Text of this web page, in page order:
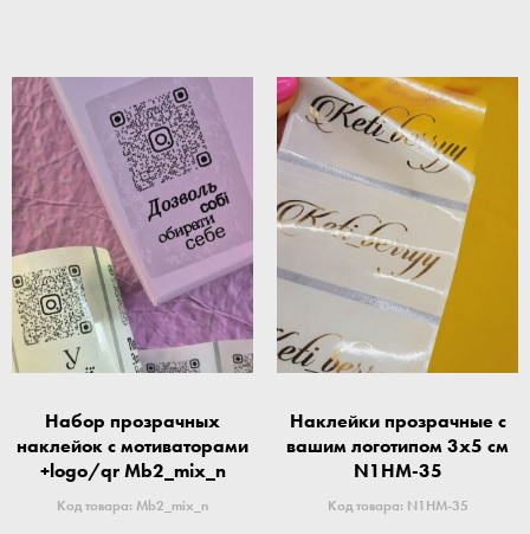
Набор прозрачных
наклейок с мотиваторами
+logo/qr Mb2_mix_n
Код товара: Mb2_mix_n
Наклейки прозрачные с
вашим логотипом 3x5 см
N1HM-35
Код товара: N1HM-35